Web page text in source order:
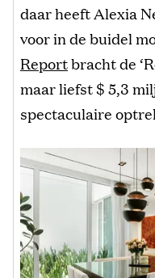
daar heeft Alexia
voor in de buidel
Reportbracht de
maar liefst $ 5,3
spectaculaire